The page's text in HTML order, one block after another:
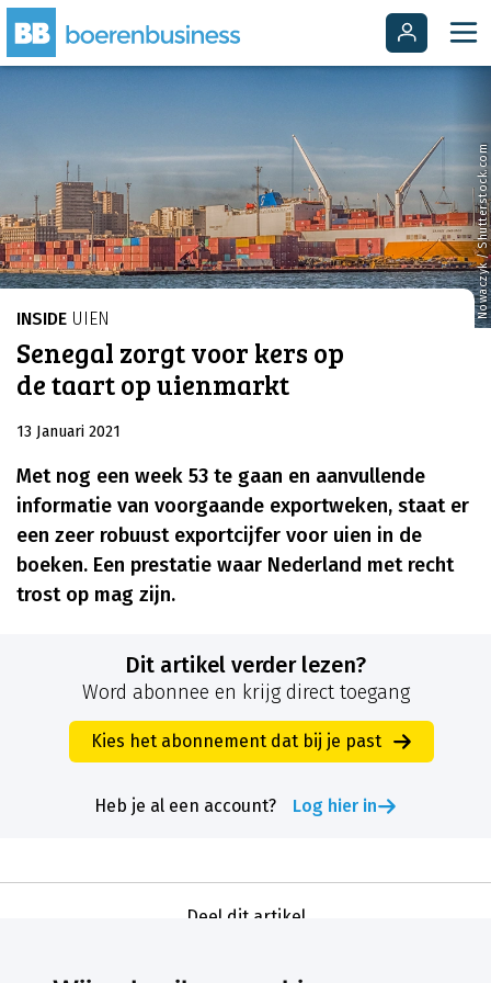
Nowaczyk / Shutterstock.com
INSIDE UIEN
Senegal zorgt voor kers op
de taart op uienmarkt
13 Januari 2021
Met nog een week 53 te gaan en aanvullende
informatie van voorgaande exportweken, staat er
een zeer robuust exportcijfer voor uien in de
boeken. Een prestatie waar Nederland met recht
trost op mag zijn.
Dit artikel verder lezen?
Word abonnee en krijg direct toegang
Kies het abonnement dat bij je past
Heb je al een account? Log hier in
Deel dit artikel